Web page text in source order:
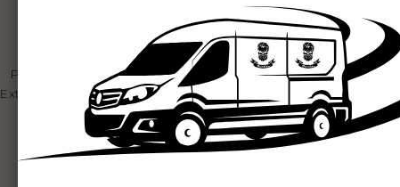
Poudre Cheveux Homme
Extra Volume BANDIDO 20g
11,25 €
Poudre Cheveux
Shiny BANDIDO
11,25 €